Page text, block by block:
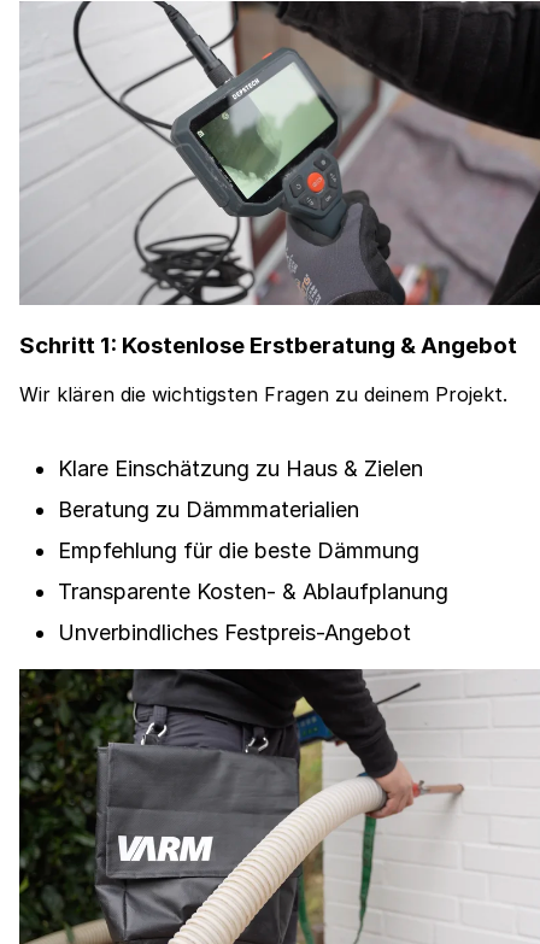
Schritt 1: Kostenlose Erstberatung & Angebot
Wir klären die wichtigsten Fragen zu deinem Projekt.
Klare Einschätzung zu Haus & Zielen
Beratung zu Dämmmaterialien
Empfehlung für die beste Dämmung
Transparente Kosten- & Ablaufplanung
Unverbindliches Festpreis-Angebot